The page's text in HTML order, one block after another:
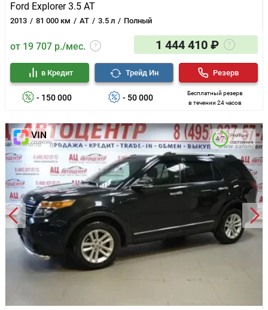
Ford Explorer 3.5 AT
2013 81 000 км AT 3.5 л Полный
от 19 707 р./мес. 1 444 410 ₽
- 150 000
в Кредит
- 50 000
Трейд Ин
Бесплатный резерв
в течении 24 часов
Резерв
Рейтинг
состояния
4.7